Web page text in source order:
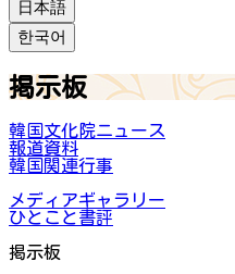
日本語
한국어
掲示板
韓国文化院ニュース
報道資料
韓国関連行事
メディアギャラリー
ひとこと書評
掲示板